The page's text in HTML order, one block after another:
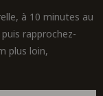
à 10 minutes au
rapprochez-
plus loin,